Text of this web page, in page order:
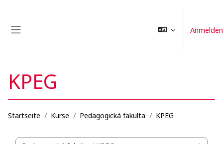
Anmelden
KPEG
Startseite Kurse Pedagogická fakulta KPEG